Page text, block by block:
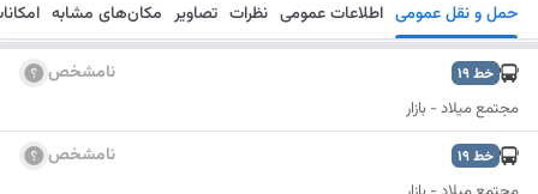
مسیریابی ذخیره ارسال حمل و نقل عمومی اطلاعات عمومی نظرات تصاویر مکان‌های مشابه
خط19 نامشخص
مجتمع میلاد - بازار
خط19 نامشخص